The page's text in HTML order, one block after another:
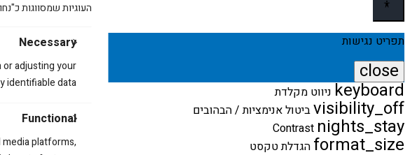
העוגיות שמסווגות
Necessary
adjusting your
identifiable data.
Functional
platforms,
תפריט נגישות
close
פתיחה
וסגירה
של
תפריט
הנגישות
keyboard ניווט מקלדת
visibility_offביטול אנימציות / הבהובים
nights_stay
Contrast
format_size הגדלת טקסט